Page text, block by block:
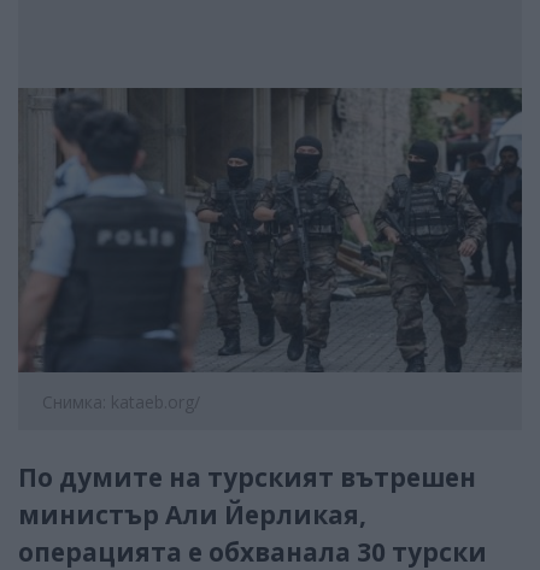
Снимка: kataeb.org/
По думите на турският вътрешен
министър Али Йерликая,
операцията е обхванала 30 турски